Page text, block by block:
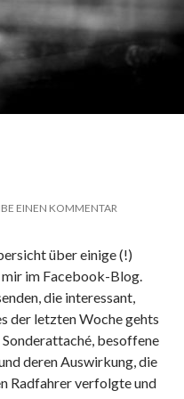
EINEN KOMMENTAR
über einige (!)
mir im Facebook-Blog.
die interessant,
der letzten Woche gehts
besoffene
deren Auswirkung, die
Radfahrer verfolgte und